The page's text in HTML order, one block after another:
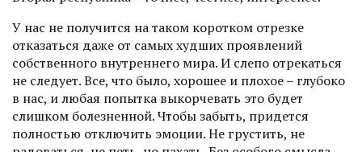
У нас не получится на таком коротком отрезке
отказаться даже от самых худших проявлений
собственного внутреннего мира. И слепо отрекаться
не следует. Все, что было, хорошее и плохое – глубоко
в нас, и любая попытка выкорчевать это будет
слишком болезненной. Чтобы забыть, придется
полностью отключить эмоции. Не грустить, не